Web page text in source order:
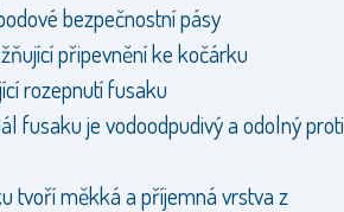
bezpečnostní pásy
připevnění ke kočárku
rozepnutí fusaku
fusaku je vodoodpudivý a odolný proti
tvoří měkká a příjemná vrstva z